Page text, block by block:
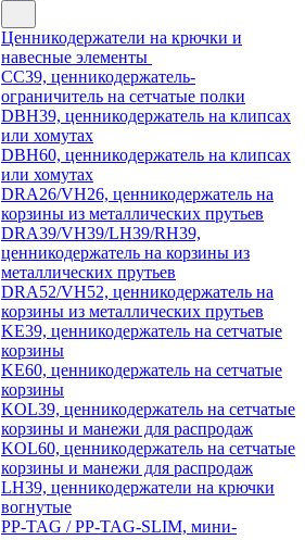
Ценникодержатели на крючки и
навесные элементы
CC39, ценникодержатель-
ограничитель на сетчатые полки
DBH39, ценникодержатель на клипсах
или хомутах
DBH60, ценникодержатель на клипсах
или хомутах
DRA26/VH26, ценникодержатель на
корзины из металлических прутьев
DRA39/VH39/LH39/RH39,
ценникодержатель на корзины из
металлических прутьев
DRA52/VH52, ценникодержатель на
корзины из металлических прутьев
KE39, ценникодержатель на сетчатые
корзины
KE60, ценникодержатель на сетчатые
корзины
KOL39, ценникодержатель на сетчатые
корзины и манежи для распродаж
KOL60, ценникодержатель на сетчатые
корзины и манежи для распродаж
LH39, ценникодержатели на крючки
вогнутые
PP-TAG / PP-TAG-SLIM, мини-